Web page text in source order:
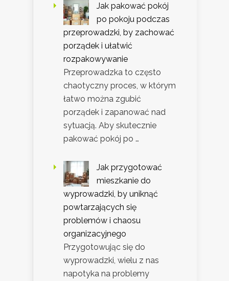
Jak pakować pokój
po pokoju podczas
przeprowadzki, by zachować
porządek i ułatwić
rozpakowywanie
Przeprowadzka to często
chaotyczny proces, w którym
łatwo można zgubić
porządek i zapanować nad
sytuacją. Aby skutecznie
pakować pokój po …
Jak przygotować
mieszkanie do
wyprowadzki, by uniknąć
powtarzających się
problemów i chaosu
organizacyjnego
Przygotowując się do
wyprowadzki, wielu z nas
napotyka na problemy